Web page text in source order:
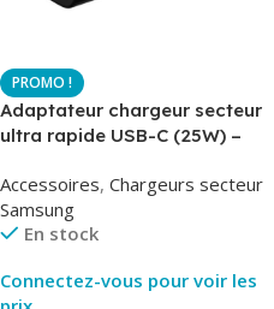
Adaptateur chargeur secteur
ultra rapide USB-C (25W) –
TA800
Accessoires, Chargeurs secteur
Samsung
En stock
Connectez-vous pour voir les